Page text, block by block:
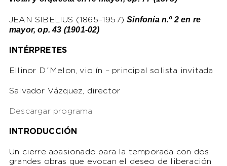
JEAN SIBELIUS (1865–1957)Sinfonía n.º 2 en re
mayor, op. 43 (1901-02)
INTÉRPRETES
Ellinor D´Melon, violín – principal solista invitada
Salvador Vázquez, director
Descargar programa
INTRODUCCIÓN
Un cierre apasionado para la temporada con dos
grandes obras que evocan el deseo de liberación